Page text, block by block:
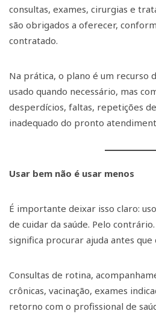
consultas, exames, cirurgias e
são obrigados a oferecer,
contratado.
Na prática, o plano é um recurso
usado quando necessário, mas
desperdícios, faltas, repetições
inadequado do pronto
Usar bem não é usar menos
É importante deixar isso claro:
de cuidar da saúde. Pelo
significa procurar ajuda antes
Consultas de rotina,
crônicas, vacinação, exames
retorno com o profissional de